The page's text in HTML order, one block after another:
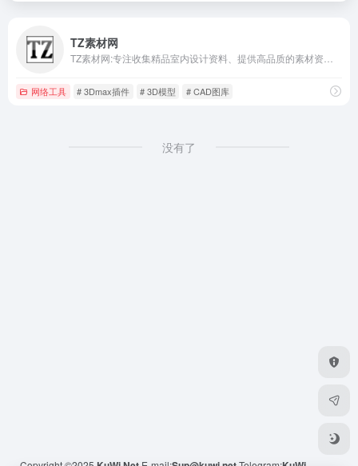
TZ素材网
网络工具 # 3Dmax插件 # 3D模型 # CAD图库
没有了